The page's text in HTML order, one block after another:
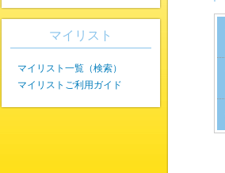
マイリスト
マイリスト一覧（検索）
マイリストご利用ガイド